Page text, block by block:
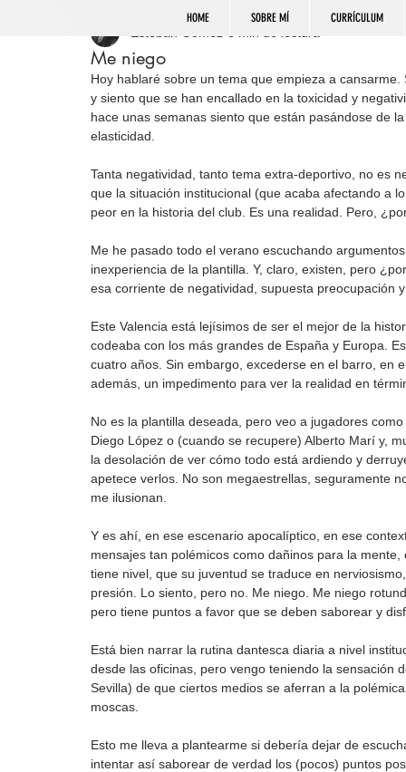
Me niego
Hoy hablaré sobre un tema que empieza a
y siento que se han encallado en la toxicidad y
hace unas semanas siento que están pasándose de
elasticidad.
Tanta negatividad, tanto tema extra-deportivo, no es
que la situación institucional (que acaba afectando a
peor en la historia del club. Es una realidad. Pero,
Me he pasado todo el verano escuchando
inexperiencia de la plantilla. Y, claro, existen, pero
esa corriente de negatividad, supuesta preocupación
Este Valencia está lejísimos de ser el mejor de la
codeaba con los más grandes de España y Europa.
cuatro años. Sin embargo, excederse en el barro, en
además, un impedimento para ver la realidad en
No es la plantilla deseada, pero veo a jugadores
Diego López o (cuando se recupere) Alberto Marí y,
la desolación de ver cómo todo está ardiendo y
apetece verlos. No son megaestrellas, seguramente
me ilusionan.
Y es ahí, en ese escenario apocalíptico, en ese
mensajes tan polémicos como dañinos para la
tiene nivel, que su juventud se traduce en
presión. Lo siento, pero no. Me niego. Me niego
pero tiene puntos a favor que se deben saborear y
Está bien narrar la rutina dantesca diaria a nivel
desde las oficinas, pero vengo teniendo la sensación
Sevilla) de que ciertos medios se aferran a la
moscas.
Esto me lleva a plantearme si debería dejar de
intentar así saborear de verdad los (pocos) puntos
HOME SOBRE MÍ CURRÍCULUM